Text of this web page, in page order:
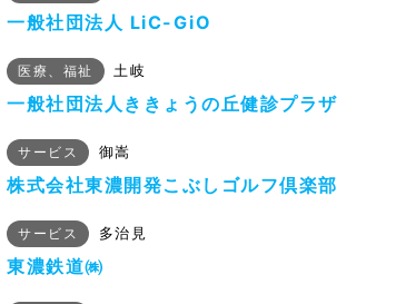
一般社団法人 LiC-GiO
医療、福祉 土岐
一般社団法人ききょうの丘健診プラザ
サービス 御嵩
株式会社東濃開発こぶしゴルフ倶楽部
サービス 多治見
東濃鉄道㈱